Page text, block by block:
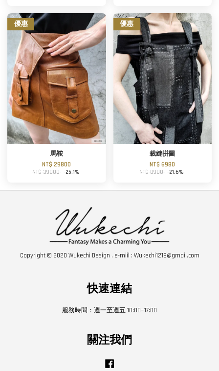
優惠
馬鞍
NT$ 29800
NT$ 39800 -25.1%
優惠
裁縫拼圖
NT$ 6980
NT$ 8900 -21.6%
Copyright © 2020 Wukechi Design . e-miil : Wukechi1218@gmail.com
快速連結
服務時間：週一至週五 10:00~17:00
關注我們